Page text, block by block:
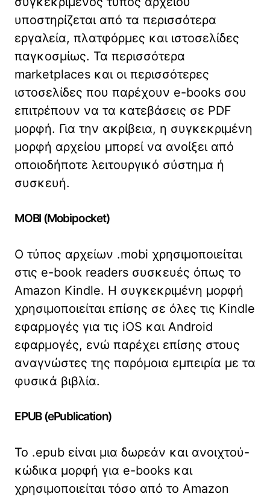
υποστηρίζεται από τα περισσότερα
εργαλεία, πλατφόρμες και ιστοσελίδες
παγκοσμίως. Τα περισσότερα
marketplaces και οι περισσότερες
ιστοσελίδες που παρέχουν e-books σου
επιτρέπουν να τα κατεβάσεις σε PDF
μορφή. Για την ακρίβεια, η συγκεκριμένη
μορφή αρχείου μπορεί να ανοίξει από
οποιοδήποτε λειτουργικό σύστημα ή
συσκευή.
MOBI (Mobipocket)
Ο τύπος αρχείων .mobi χρησιμοποιείται
στις e-book readers συσκευές όπως το
Amazon Kindle. Η συγκεκριμένη μορφή
χρησιμοποιείται επίσης σε όλες τις Kindle
εφαρμογές για τις iOS και Android
εφαρμογές, ενώ παρέχει επίσης στους
αναγνώστες της παρόμοια εμπειρία με τα
φυσικά βιβλία.
EPUB (ePublication)
Το .epub είναι μια δωρεάν και ανοιχτού-
κώδικα μορφή για e-books και
χρησιμοποιείται τόσο από το Amazon